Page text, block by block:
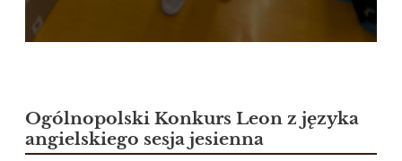
Ogólnopolski Konkurs Leon z języka
angielskiego sesja jesienna